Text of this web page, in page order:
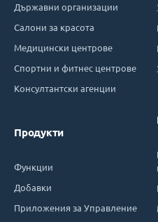
Държавни организации
Салони за красота
Медицински центрове
Спортни и фитнес центрове
Консултантски агенции
Продукти
Функции
Добавки
Приложения за Управление